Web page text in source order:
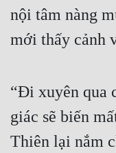
nội tâm nàng
mới thấy cảnh
“Đi xuyên qua
giác sẽ biến
Thiên lại nắm